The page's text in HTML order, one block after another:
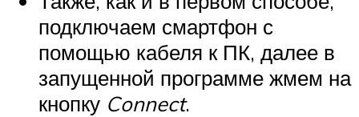
подключаем смартфон с
помощью кабеля к ПК, далее в
запущенной программе жмем на
кнопку Connect.